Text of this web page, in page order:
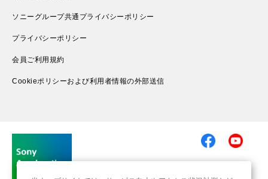
ソニーグループ共通プライバシーポリシー
プライバシーポリシー
会員ご利用規約
Cookieポリシーおよび利用者情報の外部送信